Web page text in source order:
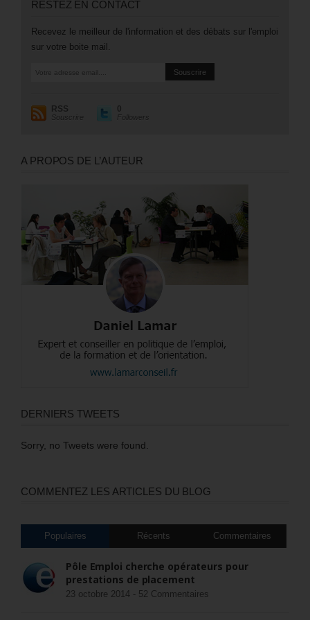
RESTEZ EN CONTACT
Recevez le meilleur de l'information et des débats sur l'emploi
sur votre boite mail.
RSS
Souscrire
0
Followers
A PROPOS DE L’AUTEUR
DERNIERS TWEETS
Sorry, no Tweets were found.
COMMENTEZ LES ARTICLES DU BLOG
Populaires Récents Commentaires
Pôle Emploi cherche opérateurs pour
prestations de placement
23 octobre 2014 - 52 Commentaires